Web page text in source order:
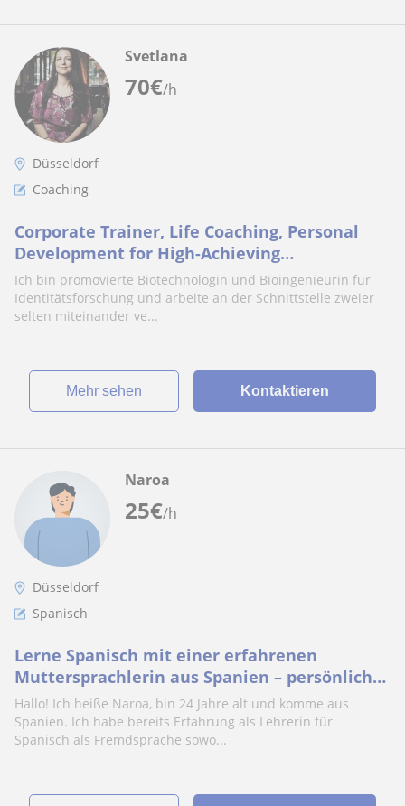
70€/h
Svetlana
Düsseldorf
Coaching
Corporate Trainer, Life Coaching, Personal
Development for High-Achieving
Professionals
Ich bin promovierte Biotechnologin und Bioingenieurin für
Identitätsforschung und arbeite an der Schnittstelle zweier
selten miteinander ve...
Mehr sehen Kontaktieren
25€/h
Naroa
Düsseldorf
Spanisch
Lerne Spanisch mit einer erfahrenen
Muttersprachlerin aus Spanien – persönlicher
Unterricht für jedes Niveau
Hallo! Ich heiße Naroa, bin 24 Jahre alt und komme aus
Spanien. Ich habe bereits Erfahrung als Lehrerin für
Spanisch als Fremdsprache sowo...